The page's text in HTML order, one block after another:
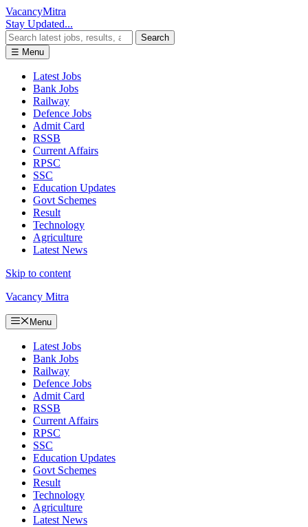
VacancyMitra
Stay Updated...
Search
☰ Menu
Latest Jobs
Bank Jobs
Railway
Defence Jobs
Admit Card
RSSB
Current Affairs
RPSC
SSC
Education Updates
Govt Schemes
Result
Technology
Agriculture
Latest News
Skip to content
Vacancy Mitra
Menu
Latest Jobs
Bank Jobs
Railway
Defence Jobs
Admit Card
RSSB
Current Affairs
RPSC
SSC
Education Updates
Govt Schemes
Result
Technology
Agriculture
Latest News